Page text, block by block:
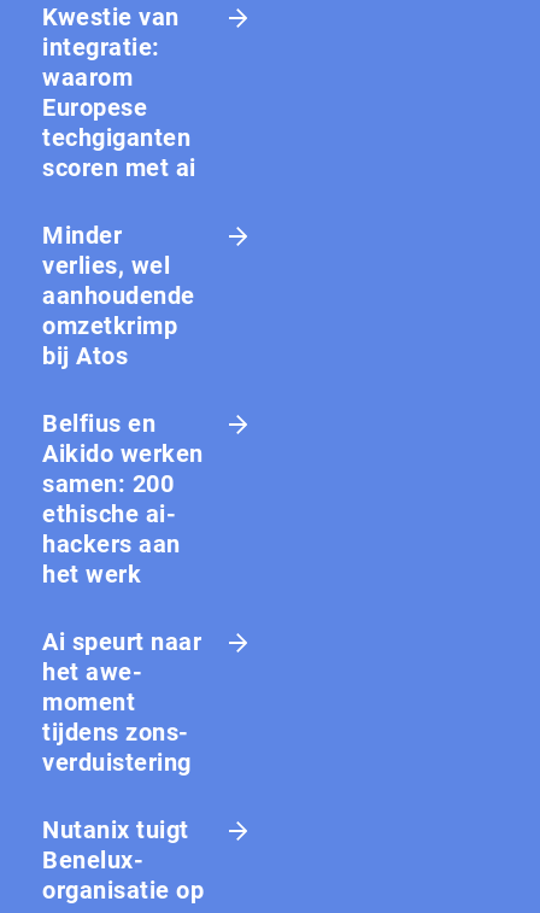
Kwestie van
integratie:
waarom
Europese
techgiganten
scoren met ai
Minder
verlies, wel
aanhoudende
omzetkrimp
bij Atos
Belfius en
Aikido werken
samen: 200
ethische ai-
hackers aan
het werk
Ai speurt naar
het awe-
moment
tijdens zons­
ver­duis­te­ring
Nutanix tuigt
Benelux-
organisatie op